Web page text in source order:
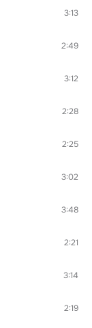
3:13
2:49
3:12
2:28
2:25
3:02
3:48
2:21
3:14
2:19